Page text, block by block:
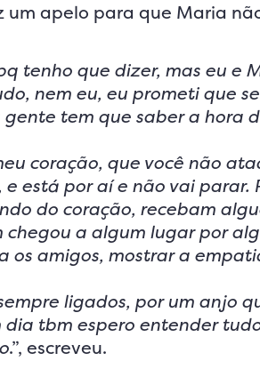
um apelo para que Maria
tenho que dizer, mas eu e
nem eu, eu prometi que
tem que saber a hora
coração, que você não
está por aí e não vai parar.
do coração, recebam
a algum lugar por
os amigos, mostrar a
ligados, por um anjo
tbm espero entender
.”, escreveu.